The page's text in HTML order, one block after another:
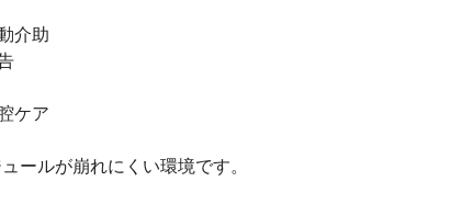
介助
ケア
ールが崩れにくい環境です。